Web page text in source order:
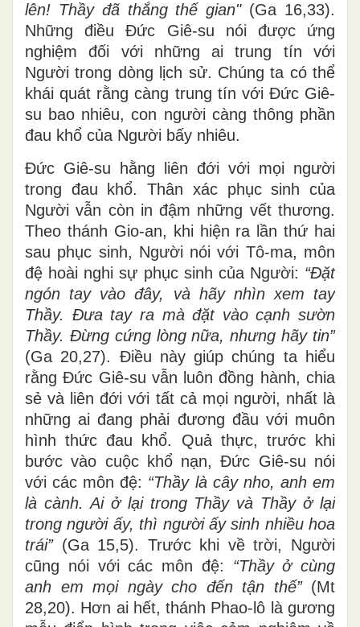
lên! Thầy đã thắng thế gian" (Ga 16,33).
Những điều Đức Giê-su nói được ứng
nghiệm đối với những ai trung tín với
Người trong dòng lịch sử. Chúng ta có thể
khái quát rằng càng trung tín với Đức Giê-
su bao nhiêu, con người càng thông phần
đau khổ của Người bấy nhiêu.
Đức Giê-su hằng liên đới với mọi người
trong đau khổ. Thân xác phục sinh của
Người vẫn còn in đậm những vết thương.
Theo thánh Gio-an, khi hiện ra lần thứ hai
sau phục sinh, Người nói với Tô-ma, môn
đệ hoài nghi sự phục sinh của Người: “Đặt
ngón tay vào đây, và hãy nhìn xem tay
Thầy. Đưa tay ra mà đặt vào cạnh sườn
Thầy. Đừng cứng lòng nữa, nhưng hãy tin”
(Ga 20,27). Điều này giúp chúng ta hiểu
rằng Đức Giê-su vẫn luôn đồng hành, chia
sẻ và liên đới với tất cả mọi người, nhất là
những ai đang phải đương đầu với muôn
hình thức đau khổ. Quả thực, trước khi
bước vào cuộc khổ nạn, Đức Giê-su nói
với các môn đệ: “Thầy là cây nho, anh em
là cành. Ai ở lại trong Thầy và Thầy ở lại
trong người ấy, thì người ấy sinh nhiều hoa
trái”(Ga 15,5). Trước khi về trời, Người
cũng nói với các môn đệ: “Thầy ở cùng
anh em mọi ngày cho đến tận thế”(Mt
28,20). Hơn ai hết, thánh Phao-lô là gương